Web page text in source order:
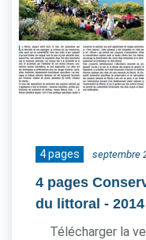
4 pages septembre
4 pages
du littoral - 2014
Télécharger la